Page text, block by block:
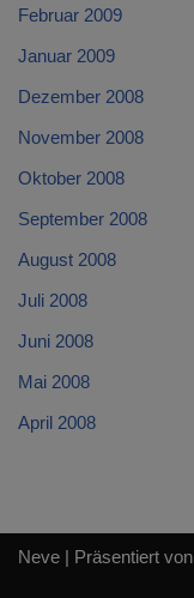
Februar 2009
Januar 2009
Dezember 2008
November 2008
Oktober 2008
September 2008
August 2008
Juli 2008
Juni 2008
Mai 2008
April 2008
Neve | Präsentiert von